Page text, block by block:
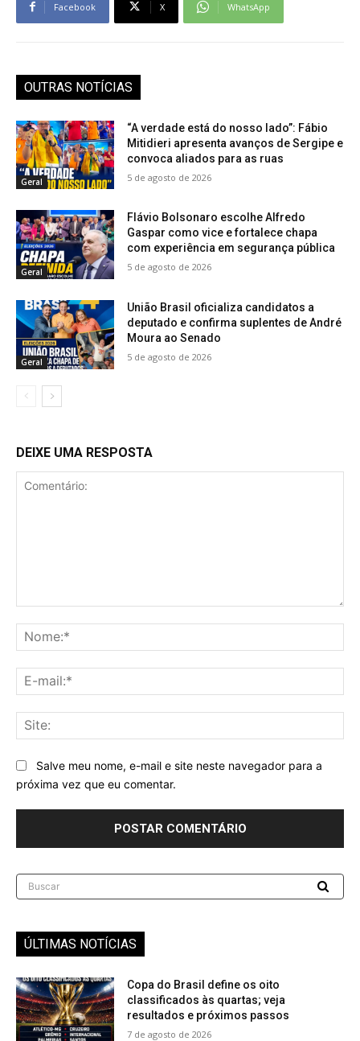
Facebook X WhatsApp
OUTRAS NOTÍCIAS
Geral
“A verdade está do nosso lado”: Fábio
Mitidieri apresenta avanços de Sergipe e
convoca aliados para as ruas
5 de agosto de 2026
Geral
Flávio Bolsonaro escolhe Alfredo
Gaspar como vice e fortalece chapa
com experiência em segurança pública
5 de agosto de 2026
Geral
União Brasil oficializa candidatos a
deputado e confirma suplentes de André
Moura ao Senado
5 de agosto de 2026
DEIXE UMA RESPOSTA
Salve meu nome, e-mail e site neste navegador para a
próxima vez que eu comentar.
Buscar
ÚLTIMAS NOTÍCIAS
Copa do Brasil define os oito
classificados às quartas; veja
resultados e próximos passos
7 de agosto de 2026